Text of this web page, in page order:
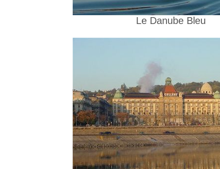
Le Danube Bleu